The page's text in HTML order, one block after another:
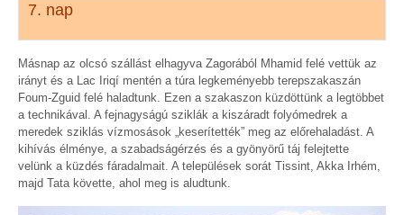
7. nap
Másnap az olcsó szállást elhagyva Zagorából Mhamid felé vettük az
irányt és a Lac Iriqí mentén a túra legkeményebb terepszakaszán
Foum-Zguid felé haladtunk. Ezen a szakaszon küzdöttünk a legtöbbet
a technikával. A fejnagyságú sziklák a kiszáradt folyómedrek a
meredek sziklás vízmosások „keserítették” meg az előrehaladást. A
kihívás élménye, a szabadságérzés és a gyönyörű táj felejtette
velünk a küzdés fáradalmait. A települések sorát Tissint, Akka Irhém,
majd Tata követte, ahol meg is aludtunk.